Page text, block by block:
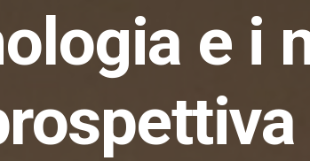
e i